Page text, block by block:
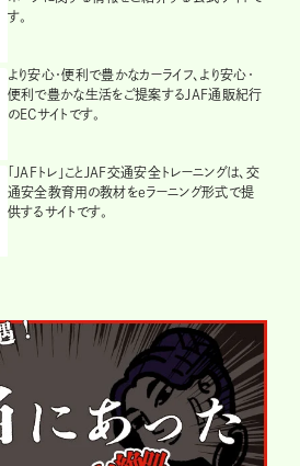
す。
より安心・便利で豊かなカーライフ、より安心・
便利で豊かな生活をご提案するJAF通販紀行
のECサイトです。
「JAFトレ」ことJAF交通安全トレーニングは、交
通安全教育用の教材をeラーニング形式で提
供するサイトです。